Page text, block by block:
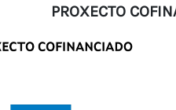
PROXECTO